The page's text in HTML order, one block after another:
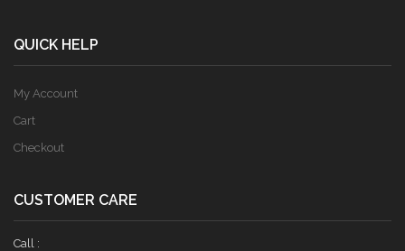
QUICK HELP
My Account
Cart
Checkout
CUSTOMER CARE
Call :